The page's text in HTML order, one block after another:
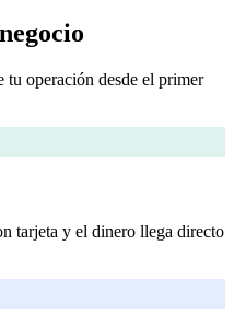
tu operación desde el primer
tarjeta y el dinero llega directo